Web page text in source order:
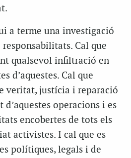
a terme una investigació
Cal que
qualsevol infiltració en
d’aquestes. Cal que
veritat, justícia i reparació
d’aquestes operacions i es
encobertes de tots els
activistes. I cal que es
polítiques, legals i de